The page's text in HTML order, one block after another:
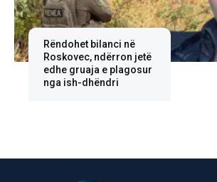
Rëndohet bilanci në
Roskovec, ndërron jetë
edhe gruaja e plagosur
nga ish-dhëndri